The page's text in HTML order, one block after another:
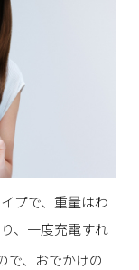
プで、重量はわ
、一度充電すれ
で、おでかけの